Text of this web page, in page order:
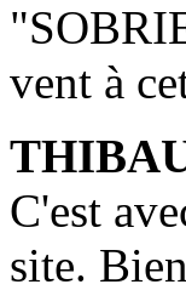
vent à
C'est
site.